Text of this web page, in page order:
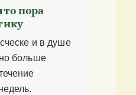
пора
и в душе
больше